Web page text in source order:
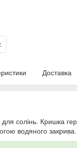
Доставка
солінь. Кришка
водяного закрива.